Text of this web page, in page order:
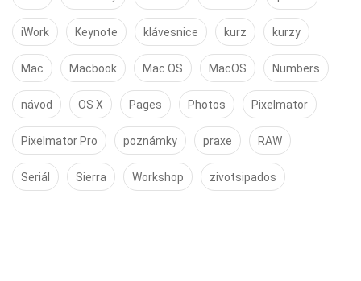
iWork Keynote klávesnice kurz kurzy
Mac Macbook Mac OS MacOS Numbers
návod OS X Pages Photos Pixelmator
Pixelmator Pro poznámky praxe RAW
Seriál Sierra Workshop zivotsipados